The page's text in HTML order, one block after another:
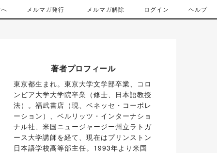
メルマガ発行 メルマガ解除 ログイン ヘルプ
著者プロフィール
東京都生まれ。東京大学文学部卒業、コロ
ンビア大学大学院卒業（修士、日本語教授
法）。福武書店（現、ベネッセ・コーポレ
ーション）、ベルリッツ・インターナショ
ナル社、米国ニュージャージー州立ラトガ
ース大学講師を経て、現在はプリンストン
日本語学校高等部主任。1993年より米国